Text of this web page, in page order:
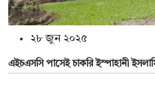
২৮ জুন ২০২৫
এইচএসসি পাসেই চাকরি ইস্পাহানী